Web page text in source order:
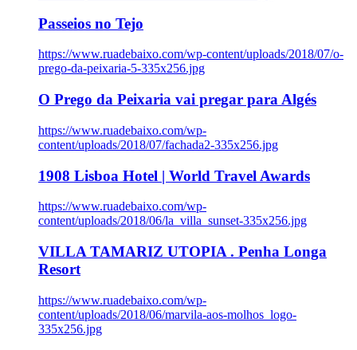
Passeios no Tejo
https://www.ruadebaixo.com/wp-content/uploads/2018/07/o-
prego-da-peixaria-5-335x256.jpg
O Prego da Peixaria vai pregar para Algés
https://www.ruadebaixo.com/wp-
content/uploads/2018/07/fachada2-335x256.jpg
1908 Lisboa Hotel | World Travel Awards
https://www.ruadebaixo.com/wp-
content/uploads/2018/06/la_villa_sunset-335x256.jpg
VILLA TAMARIZ UTOPIA . Penha Longa
Resort
https://www.ruadebaixo.com/wp-
content/uploads/2018/06/marvila-aos-molhos_logo-
335x256.jpg